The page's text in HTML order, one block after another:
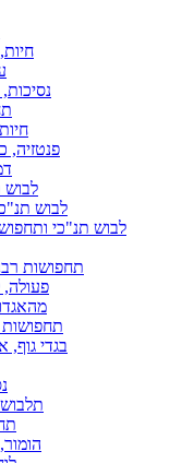
פנטזיה,
לבוש
לבוש
לבוש תנ"כי
תחפושות
פעולה,
תחפושות
בגדי גוף,